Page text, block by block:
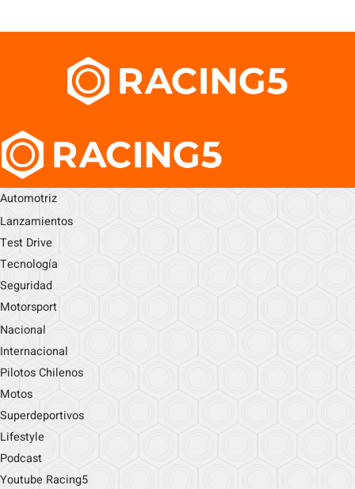
Automotriz
Lanzamientos
Test Drive
Tecnología
Seguridad
Motorsport
Nacional
Internacional
Pilotos Chilenos
Motos
Superdeportivos
Lifestyle
Podcast
Youtube Racing5